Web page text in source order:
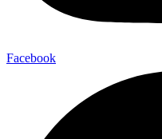
Facebook